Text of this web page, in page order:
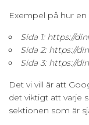
Exempel på hur en
Sida 1: https://
Sida 2: https://
Sida 3: https://
Det vi vill är att
det viktigt att varje
sektionen som är